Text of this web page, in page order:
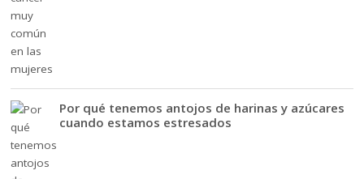
Por qué tenemos antojos de harinas y azúcares
cuando estamos estresados